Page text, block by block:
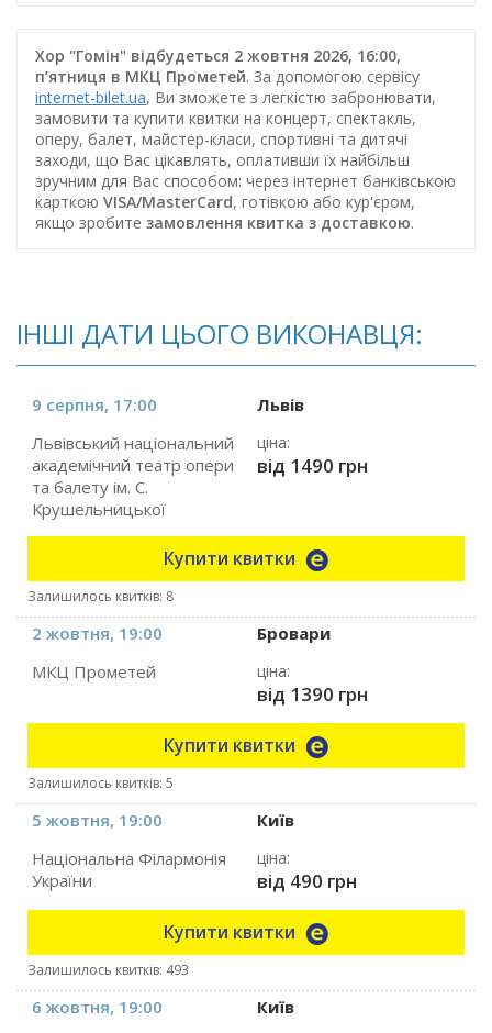
Хор "Гомін" відбудеться 2 жовтня 2026, 16:00,
п’ятниця в МКЦ Прометей. За допомогою сервісу
internet-bilet.ua, Ви зможете з легкістю забронювати,
замовити та купити квитки на концерт, спектакль,
оперу, балет, майстер-класи, спортивні та дитячі
заходи, що Вас цікавлять, оплативши їх найбільш
зручним для Вас способом: через інтернет банківською
карткою VISA/MasterCard, готівкою або кур'єром,
якщо зробите замовлення квитка з доставкою.
ІНШІ ДАТИ ЦЬОГО ВИКОНАВЦЯ:
9 серпня, 17:00
Львів
Львівський національний
академічний театр опери
та балету ім. С.
Крушельницької
ціна:
від 1490 грн
Купити квитки
Залишилось квитків: 8
2 жовтня, 19:00
Бровари
МКЦ Прометей
ціна:
від 1390 грн
Купити квитки
Залишилось квитків: 5
5 жовтня, 19:00
Київ
Національна Філармонія
України
ціна:
від 490 грн
Купити квитки
Залишилось квитків: 493
6 жовтня, 19:00
Київ